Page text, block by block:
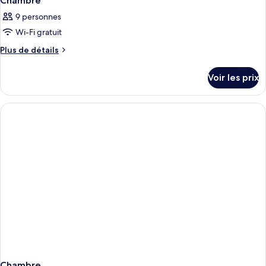
9 personnes
Wi-Fi gratuit
Plus de détails
Plus
le
type
de
Voir les prix